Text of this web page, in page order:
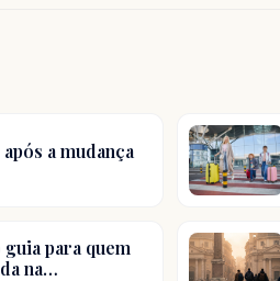
a mudança
para quem
na…